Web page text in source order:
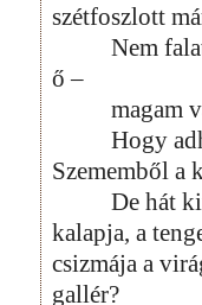
szétfoszlott
Nem
ő –
magam
Hogy
Szememből a
De hát
kalapja, a
csizmája a
gallér?